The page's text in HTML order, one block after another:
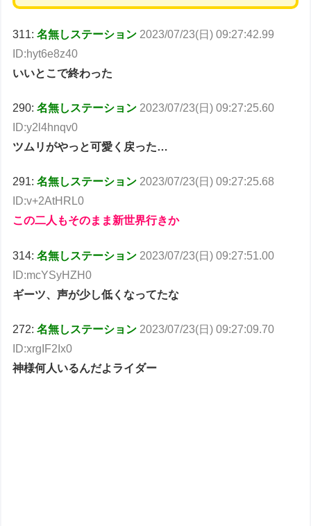
311:名無しステーション 2023/07/23(日) 09:27:42.99
ID:hyt6e8z40
いいとこで終わった
290:名無しステーション 2023/07/23(日) 09:27:25.60
ID:y2l4hnqv0
ツムリがやっと可愛く戻った…
291:名無しステーション 2023/07/23(日) 09:27:25.68
ID:v+2AtHRL0
この二人もそのまま新世界行きか
314:名無しステーション 2023/07/23(日) 09:27:51.00
ID:mcYSyHZH0
ギーツ、声が少し低くなってたな
272:名無しステーション 2023/07/23(日) 09:27:09.70
ID:xrgIF2Ix0
神様何人いるんだよライダー